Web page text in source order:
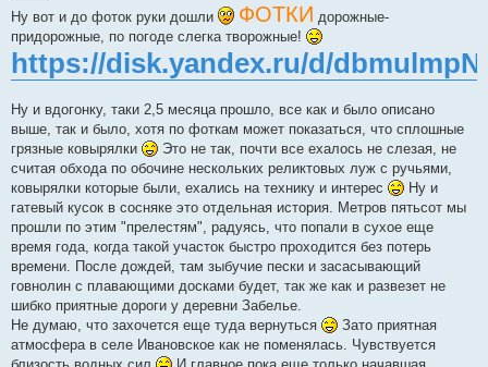
Ну вот и до фоток руки дошли
ФОТКИ дорожные-
придорожные, по погоде слегка творожные!
https://disk.yandex.ru/d/
Ну и вдогонку, таки 2,5 месяца прошло, все как и было описано
выше, так и было, хотя по фоткам может показаться, что сплошные
грязные ковырялки
Это не так, почти все ехалось не слезая, не
считая обхода по обочине нескольких реликтовых луж с ручьями,
ковырялки которые были, ехались на технику и интерес
Ну и
гатевый кусок в сосняке это отдельная история. Метров пятьсот мы
прошли по этим "прелестям", радуясь, что попали в сухое еще
время года, когда такой участок быстро проходится без потерь
времени. После дождей, там зыбучие пески и засасывающий
говнолин с плавающими досками будет, так же как и развезет не
шибко приятные дороги у деревни Забелье.
Не думаю, что захочется еще туда вернуться
Зато приятная
атмосфера в селе Ивановское как не поменялась. Чувствуется